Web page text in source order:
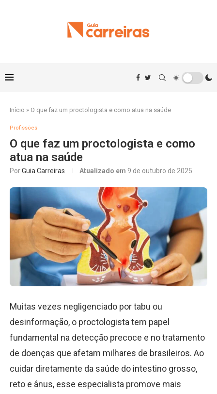
Início » O que faz um proctologista e como atua na saúde
Profissões
O que faz um proctologista e como
atua na saúde
PorGuia Carreiras Atualizado em 9 de outubro de 2025
Muitas vezes negligenciado por tabu ou
desinformação, o proctologista tem papel
fundamental na detecção precoce e no tratamento
de doenças que afetam milhares de brasileiros. Ao
cuidar diretamente da saúde do intestino grosso,
reto e ânus, esse especialista promove mais